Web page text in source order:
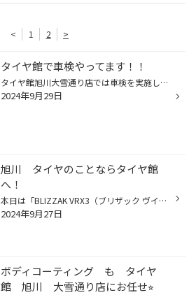
< 1 2 >
タイヤ館で車検やってます！！
タイヤ館旭川大雪通り店では車検を実施しております！ 当店での車検の際代車は無料でお貸ししております。 いつも車検何処でしようか迷われている方是非次回の車検タイヤ館でやってみませんか？！ 料金などもお客様とご相談して修理するか決めていただくので、お気軽にお問い合わせください！ スタ...
2024年9月29日
旭川 タイヤのことならタイヤ館
へ！
本日は「BLIZZAK VRX3（ブリザック ヴイアールエックススリー）」をご紹介します！ 「BLIZZAK（ブリザック）」は、ブリヂストンを代表するスタッドレスタイヤブランドです。1988年に冬道特有の凍結路面や積雪路面などでのより安心・安全なドライブに貢献するために生まれ、30年を超える歴史の中で進...
2024年9月27日
ボディコーティング も タイヤ
館 旭川 大雪通り店にお任せ⭐︎